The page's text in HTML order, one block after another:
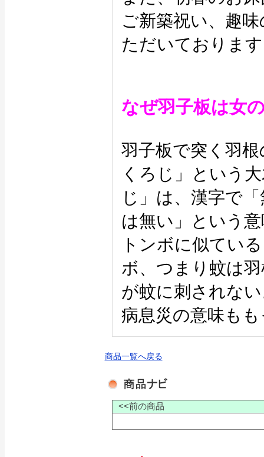
ご新築祝い、趣
ただいておりま
なぜ羽子板は女
羽子板で突く羽
くろじ」という
じ」は、漢字で
は無い」という
トンボに似てい
ボ、つまり蚊は
が蚊に刺されな
病息災の意味も
商品一覧へ戻る
<<前の商品